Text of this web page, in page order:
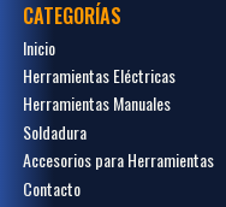
CATEGORÍAS
Inicio
Herramientas Eléctricas
Herramientas Manuales
Soldadura
Accesorios para Herramientas
Contacto